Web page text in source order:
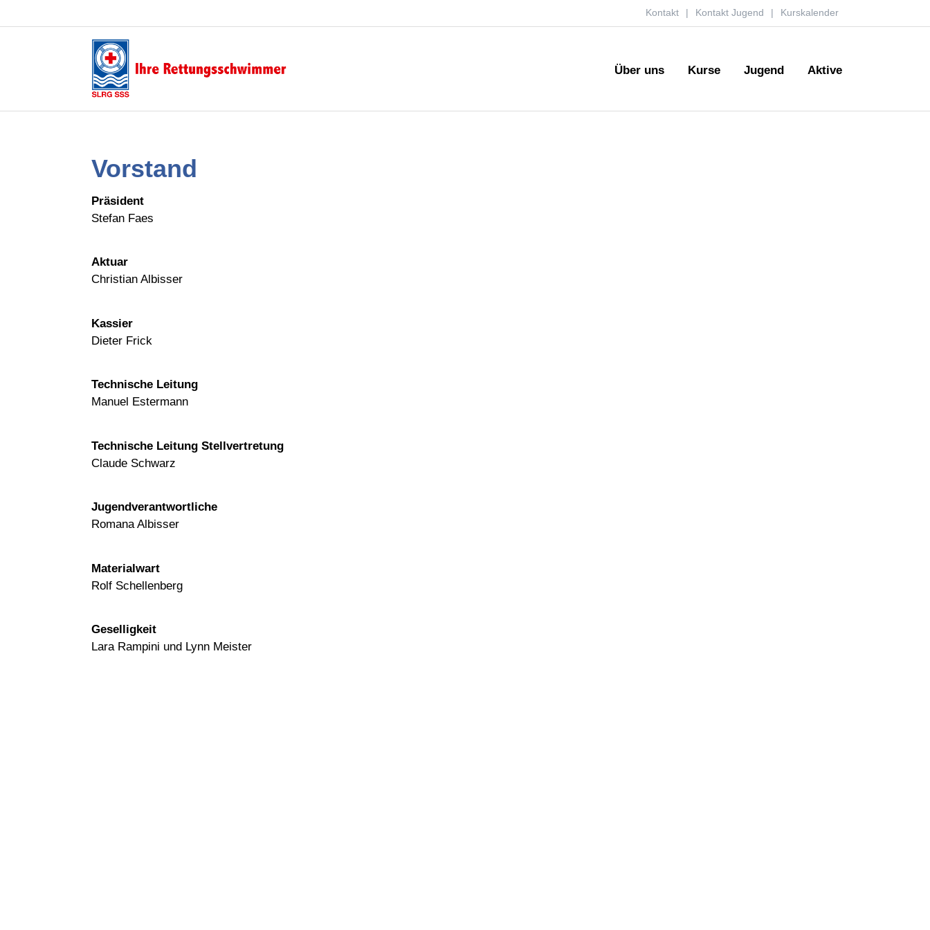
Kurskalender
Kontakt Jugend
Kontakt
Über uns Kurse Jugend Aktive
Vorstand
Präsident
Stefan Faes
Aktuar
Christian Albisser
Kassier
Dieter Frick
Technische Leitung
Manuel Estermann
Technische Leitung Stellvertretung
Claude Schwarz
Jugendverantwortliche
Romana Albisser
Materialwart
Rolf Schellenberg
Geselligkeit
Lara Rampini und Lynn Meister